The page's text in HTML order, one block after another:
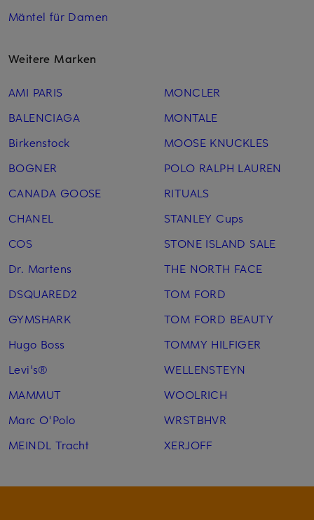
Mäntel für Damen
Weitere Marken
AMI PARIS
BALENCIAGA
Birkenstock
BOGNER
CANADA GOOSE
CHANEL
COS
Dr. Martens
DSQUARED2
GYMSHARK
Hugo Boss
Levi's®
MAMMUT
Marc O'Polo
MEINDL Tracht
MONCLER
MONTALE
MOOSE KNUCKLES
POLO RALPH LAUREN
RITUALS
STANLEY Cups
STONE ISLAND SALE
THE NORTH FACE
TOM FORD
TOM FORD BEAUTY
TOMMY HILFIGER
WELLENSTEYN
WOOLRICH
WRSTBHVR
XERJOFF